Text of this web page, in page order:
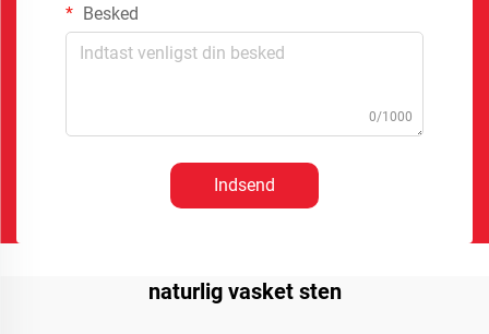
Besked
0/1000
Indsend
naturlig vasket sten